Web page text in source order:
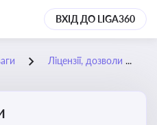
ВХІД ДО LIGA360
Ліцензії, дозволи